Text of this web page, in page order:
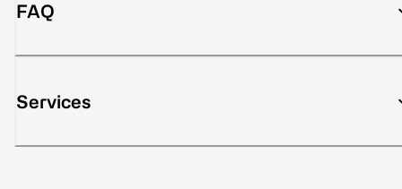
FAQ
Services